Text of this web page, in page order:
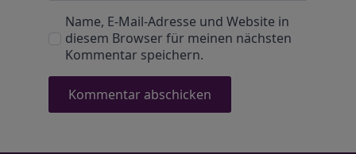
Name, E-Mail-Adresse und Website in
diesem Browser für meinen nächsten
Kommentar speichern.